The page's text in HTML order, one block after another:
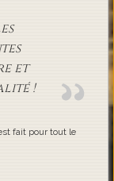
et
!
fait pour tout le